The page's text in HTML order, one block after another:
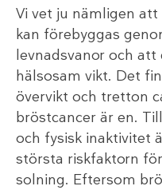
Vi vet ju nämligen
kan förebyggas
levnadsvanor och
hälsosam vikt. Det
övervikt och tretton
bröstcancer är en.
och fysisk inaktivitet
största riskfaktorn
solning. Eftersom